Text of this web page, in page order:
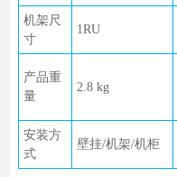
机架尺
寸
1RU
产品重
量
2.8 kg
安装方
式
壁挂/机架/机柜